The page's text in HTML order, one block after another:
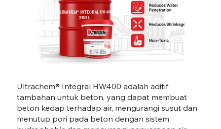
INTEGRAL HW 400-01.jpg
Ultrachem® Integral HW400 adalah aditif
tambahan untuk beton, yang dapat membuat
beton kedap terhadap air, mengurangi susut dan
menutup pori pada beton dengan sistem